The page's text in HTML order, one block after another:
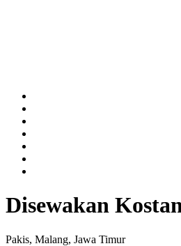
Disewakan
Pakis, Malang, Jawa Timur